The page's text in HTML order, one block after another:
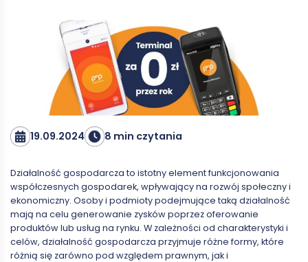
19.09.2024 8 min czytania
Działalność gospodarcza to istotny element funkcjonowania
współczesnych gospodarek, wpływający na rozwój społeczny i
ekonomiczny. Osoby i podmioty podejmujące taką działalność
mają na celu generowanie zysków poprzez oferowanie
produktów lub usług na rynku. W zależności od charakterystyki i
celów, działalność gospodarcza przyjmuje różne formy, które
różnią się zarówno pod względem prawnym, jak i